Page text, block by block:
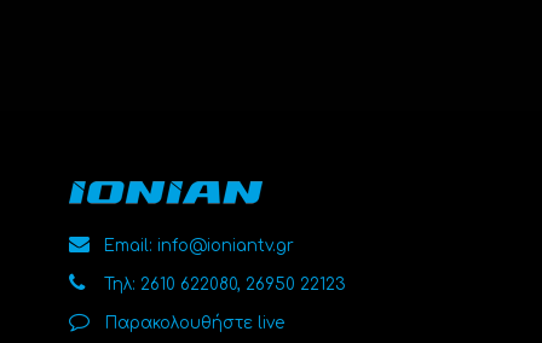
Email: info@ioniantv.gr
Τηλ: 2610 622080, 26950 22123
Παρακολουθήστε live